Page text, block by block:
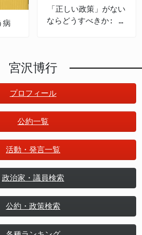
病
「正しい政策」がない
ならどうすべきか: 政
宮沢博行
プロフィール
公約一覧
活動・発言一覧
政治家・議員検索
公約・政策検索